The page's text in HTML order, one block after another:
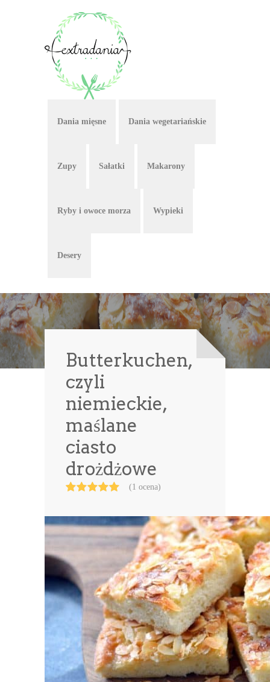
Dania mięsne Dania wegetariańskie
Zupy Sałatki Makarony
Ryby i owoce morza Wypieki
Desery
Butterkuchen,
czyli
niemieckie,
maślane
ciasto
drożdżowe
(1 ocena)
DRUKUJ